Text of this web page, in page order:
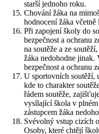
starší jednoho roku.
Chování žáka na
hodnocení žáka
Při zapojení školy do
bezpečnost a ochranu
na soutěže a ze
žáka nedohodne jinak.
bezpečnost a ochranu
U sportovních soutěží,
kde to charakter
řádem soutěže,
vysílající škola v plném
zástupcem žáka
Svévolný vstup cizích
Osoby, které chtějí